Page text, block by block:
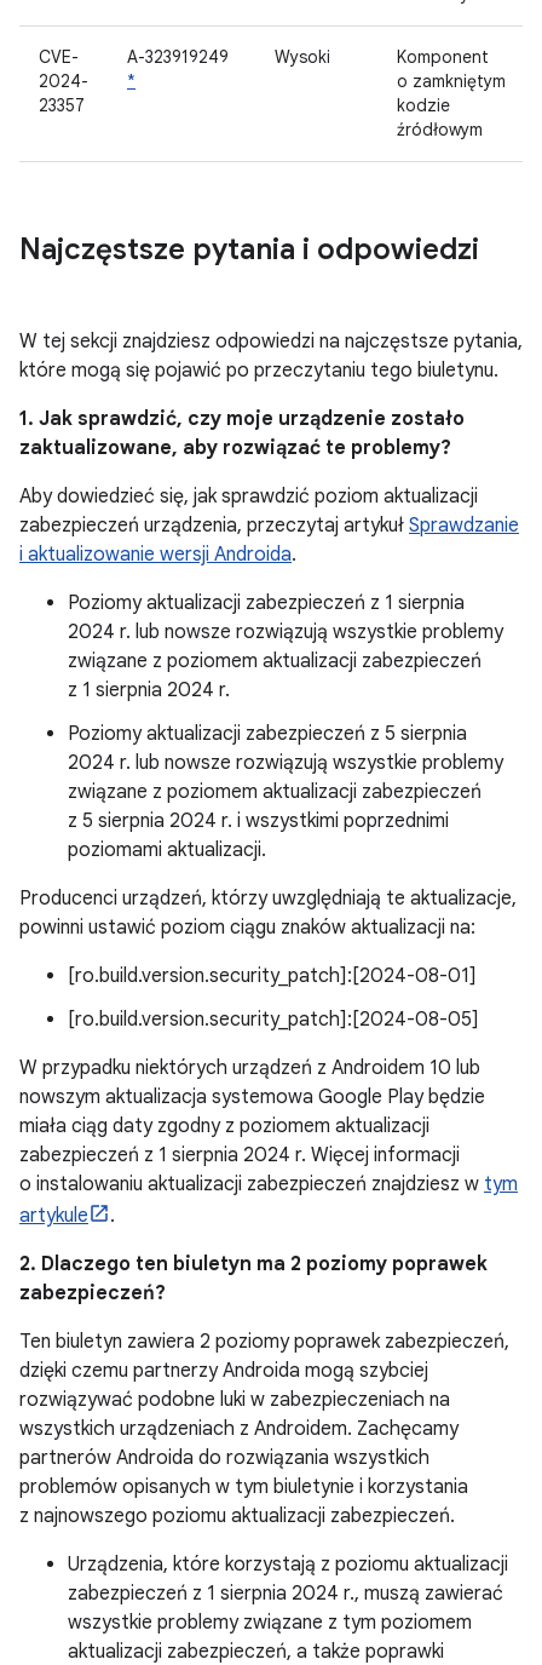
CVE-
2024-
23357
A-323919249
*
Wysoki
Komponent
o zamkniętym
kodzie
źródłowym
Najczęstsze pytania i odpowiedzi
W tej sekcji znajdziesz odpowiedzi na najczęstsze pytania,
które mogą się pojawić po przeczytaniu tego biuletynu.
1. Jak sprawdzić, czy moje urządzenie zostało
zaktualizowane, aby rozwiązać te problemy?
Aby dowiedzieć się, jak sprawdzić poziom aktualizacji
zabezpieczeń urządzenia, przeczytaj artykuł Sprawdzanie
i aktualizowanie wersji Androida.
Poziomy aktualizacji zabezpieczeń z 1 sierpnia
2024 r. lub nowsze rozwiązują wszystkie problemy
związane z poziomem aktualizacji zabezpieczeń
z 1 sierpnia 2024 r.
Poziomy aktualizacji zabezpieczeń z 5 sierpnia
2024 r. lub nowsze rozwiązują wszystkie problemy
związane z poziomem aktualizacji zabezpieczeń
z 5 sierpnia 2024 r. i wszystkimi poprzednimi
poziomami aktualizacji.
Producenci urządzeń, którzy uwzględniają te aktualizacje,
powinni ustawić poziom ciągu znaków aktualizacji na:
[ro.build.version.security_patch]:[2024-08-01]
[ro.build.version.security_patch]:[2024-08-05]
W przypadku niektórych urządzeń z Androidem 10 lub
nowszym aktualizacja systemowa Google Play będzie
miała ciąg daty zgodny z poziomem aktualizacji
zabezpieczeń z 1 sierpnia 2024 r. Więcej informacji
o instalowaniu aktualizacji zabezpieczeń znajdziesz w tym
artykule
.
2. Dlaczego ten biuletyn ma 2 poziomy poprawek
zabezpieczeń?
Ten biuletyn zawiera 2 poziomy poprawek zabezpieczeń,
dzięki czemu partnerzy Androida mogą szybciej
rozwiązywać podobne luki w zabezpieczeniach na
wszystkich urządzeniach z Androidem. Zachęcamy
partnerów Androida do rozwiązania wszystkich
problemów opisanych w tym biuletynie i korzystania
z najnowszego poziomu aktualizacji zabezpieczeń.
Urządzenia, które korzystają z poziomu aktualizacji
zabezpieczeń z 1 sierpnia 2024 r., muszą zawierać
wszystkie problemy związane z tym poziomem
aktualizacji zabezpieczeń, a także poprawki